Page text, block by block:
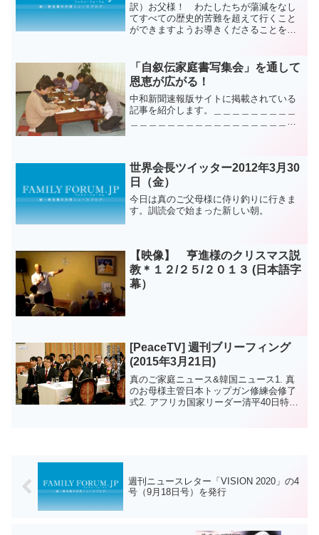
訳）お父様！ わたしたちが蕩減をなし
てすべての歴史的苦難を超えて行くこと
ができますようお導きくださることをお
able to...
「自叙伝家庭書写集会」を通して
恩恵が広がる！
中和新聞速報版サイトに掲載されている
記事を紹介します。＿＿＿＿＿＿＿＿＿
鮮明自叙伝『平和を愛する...
世界会長ツイッター2012年3月30
日（金）
今日は真のご父母様に侍り釣りに行きま
す。訓読会で始まった新しい朝。
【映像】 亨進様のクリスマス説
教＊１２/２５/２０１３ (日本語字
幕）
[PeaceTV] 週刊ブリーフィング
(2015年3月21日)
真のご家庭ニュース&韓国ニュース1. 真
のお母様主管日本トップガン修練会修了
式2. アフリカ国家リーダー清平40日特別
週刊ニュースレター「VISION 2020」の4
号（9月18日号）を発行